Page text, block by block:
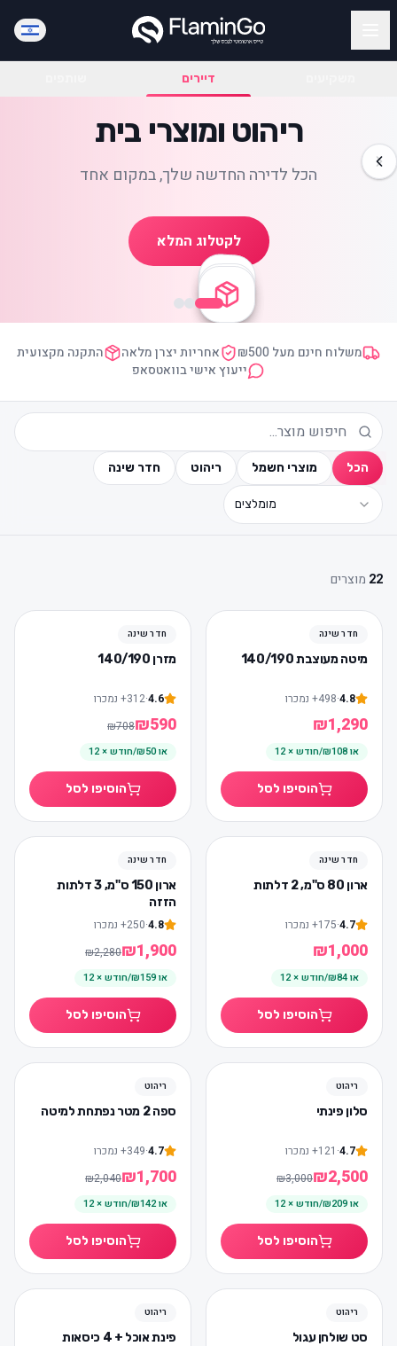
דיירים
ריהוט ומוצרי בית
הכל לדירה החדשה שלך, במקום אחד
לקטלוג המלא
משלוח חינם מעל ₪500 אחריות יצרן מלאה
התקנה מקצועית
ייעוץ אישי בוואטסאפ
הכל מוצרי חשמל ריהוט חדר שינה
מומלצים
22 מוצרים
חדר שינה
מיטה מעוצבת 140/190
4.8
·
498
+ נמכרו
₪1,290
או₪108/חודש × 12
הוסיפו לסל
חדר שינה
מזרן 140/190
4.6
·
312
+ נמכרו
₪590
₪708
או₪50/חודש × 12
הוסיפו לסל
חדר שינה
ארון 80 ס"מ, 2 דלתות
4.7
·
175
+ נמכרו
₪1,000
או₪84/חודש × 12
הוסיפו לסל
חדר שינה
ארון 150 ס"מ, 3 דלתות
הזזה
4.8
·
250
+ נמכרו
₪1,900
₪2,280
או₪159/חודש × 12
הוסיפו לסל
ריהוט
סלון פינתי
4.7
·
121
+ נמכרו
₪2,500
₪3,000
או₪209/חודש × 12
הוסיפו לסל
ריהוט
ספה 2 מטר נפתחת למיטה
4.7
·
349
+ נמכרו
₪1,700
₪2,040
או₪142/חודש × 12
הוסיפו לסל
ריהוט
סט שולחן עגול
ריהוט
פינת אוכל + 4 כיסאות